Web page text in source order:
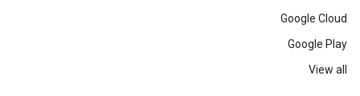
Google Cloud
Google Play
View all